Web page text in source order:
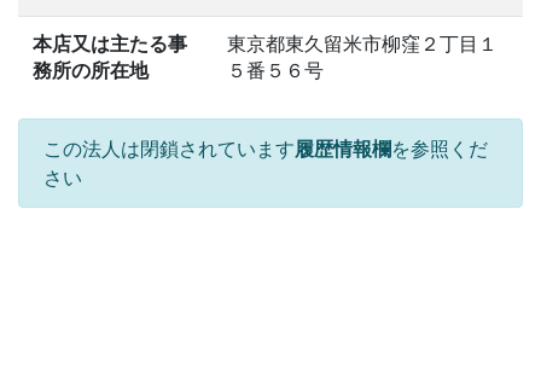
本店又は主たる事
務所の所在地
東京都東久留米市柳窪２丁目１
５番５６号
この法人は閉鎖されています履歴情報欄を参照くだ
さい